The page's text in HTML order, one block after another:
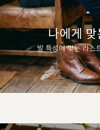
나에게
발 특성에 맞는 라스